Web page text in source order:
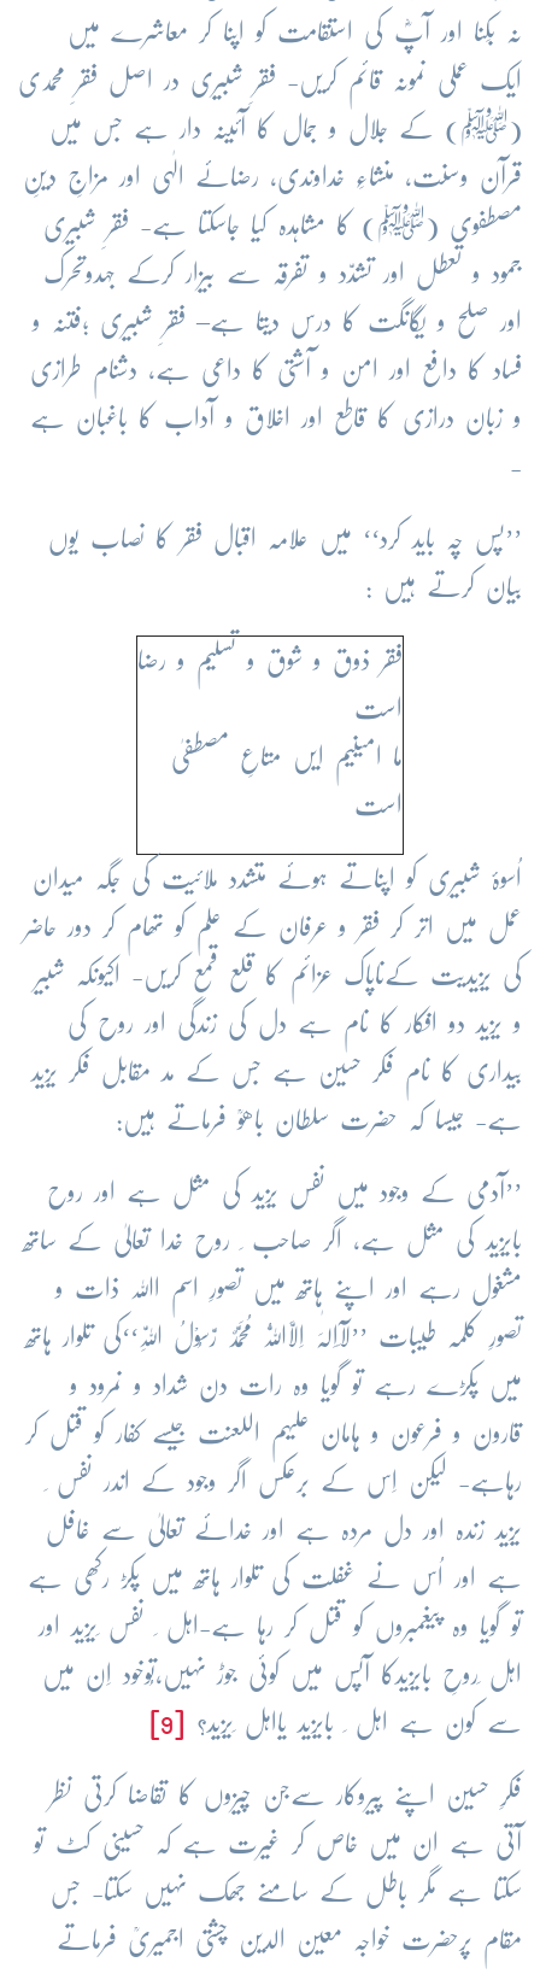
نہ بِکنا اور آپؓ کی استقامت کو اپنا کر معاشرے میں
ایک عملی نمونہ قائم کریں- فقرِ شبیری در اصل فقرِ محمدی
(ﷺ) کے جلال و جمال کا آئینہ دار ہے جس میں
قرآن وسنت، منشاءِ خداوندی، رضائے الٰہی اور مزاجِ دینِ
مصطفوی (ﷺ) کا مشاہدہ کیا جاسکتا ہے- فقرِ شبیری
جمود و تعطل اور تشدّد و تفرقہ سے بیزار کرکے جہدوتحرک
اور صلح و یگانگت کا درس دیتا ہے– فقرِ شبیری ؛فتنہ و
فساد کا دافع اور امن و آشتی کا داعی ہے، دشنام طرازی
و زبان درازی کا قاطع اور اخلاق و آداب کا باغبان ہے
-
’’پس چہ باید کرد‘‘ میں علامہ اقبال فقر کا نصاب یوں
بیان کرتے ہیں :
فقر ذوق و شوق و تسلیم و رضا
است
ما امینیم ایں متاعِ مصطفیٰ
است
اُسوۂ شبیری کو اپناتے ہوئے متشدد ملائیت کی جگہ میدان
عمل میں اتر کر فقر و عرفان کے علم کو تھام کر دور حاضر
کی یزیدیت کےناپاک عزائم کا قلع قمع کریں- اکیونکہ شبیر
و یزید دو افکار کا نام ہے دل کی زندگی اور روح کی
بیداری کا نام فکر حسین ہے جس کے مد مقابل فکر یزید
ہے- جیسا کہ حضرت سلطان باھوؒ فرماتے ہیں:
’’آدمی کے وجود میں نفس یزید کی مثل ہے اور روح
بایزید کی مثل ہے، اگر صاحب ِ روح خدا تعالیٰ کے ساتھ
مشغول رہے اور اپنے ہاتھ میں تصورِ اسم اﷲ ذات و
تصورِ کلمہ طیبات ’’لَآاِلٰہَ اِلَّااللّٰہُ مُحَمَّدٌ رَّسُوْلُ اللّٰہِ‘‘کی تلوار ہاتھ
میں پکڑے رہے تو گویا وہ رات دن شداد و نمرود و
قارون و فرعون و ہامان علیہم اللعنت جیسے کفار کو قتل کر
رہاہے- لیکن اِس کے برعکس اگر وجود کے اندر نفس ِ
یزید زندہ اور دل مردہ ہے اور خدائے تعالیٰ سے غافل
ہے اور اُس نے غفلت کی تلوار ہاتھ میں پکڑ رکھی ہے
تو گویا وہ پیغمبروں کو قتل کر رہا ہے-اہل ِ نفس ِیزید اور
اہل ِروحِ بایزیدکا آپس میں کوئی جوڑ نہیں،تُوخود اِن میں
سے کون ہے اہل ِ بایزید یااہل ِیزید؟
فکرِ حسین اپنے پیروکار سےجن چیزوں کا تقاضا کرتی نظر
آتی ہے ان میں خاص کر غیرت ہے کہ حسینی کٹ تو
سکتا ہے مگر باطل کے سامنے جھک نہیں سکتا- جس
مقام پرحضرت خواجہ معین الدین چشتی اجمیریؒ فرماتے